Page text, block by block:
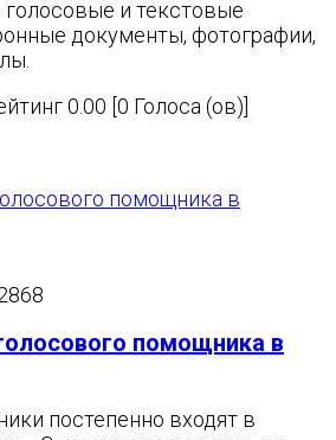
и текстовые
документы, фотографии,
0.00 [0 Голоса (ов)]
помощника в
постепенно входят в